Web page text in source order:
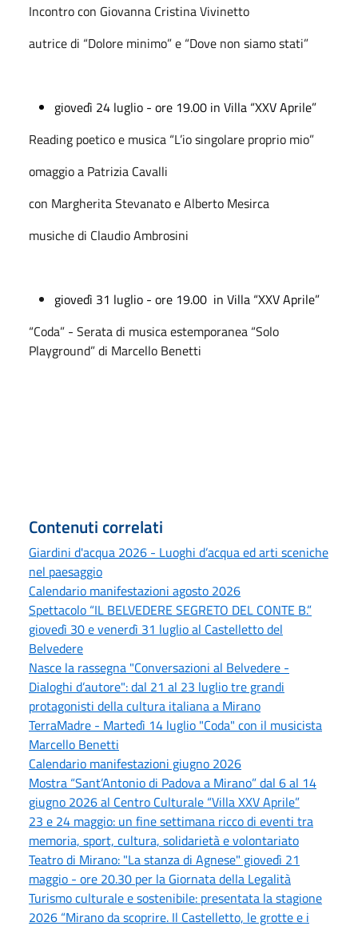
Incontro con Giovanna Cristina Vivinetto
autrice di “Dolore minimo” e “Dove non siamo stati”
giovedì 24 luglio - ore 19.00 in Villa “XXV Aprile”
Reading poetico e musica “L’io singolare proprio mio”
omaggio a Patrizia Cavalli
con Margherita Stevanato e Alberto Mesirca
musiche di Claudio Ambrosini
giovedì 31 luglio - ore 19.00 in Villa “XXV Aprile”
“Coda” - Serata di musica estemporanea “Solo
Playground” di Marcello Benetti
Contenuti correlati
Giardini d'acqua 2026 - Luoghi d’acqua ed arti sceniche
nel paesaggio
Calendario manifestazioni agosto 2026
Spettacolo “IL BELVEDERE SEGRETO DEL CONTE B.”
giovedì 30 e venerdì 31 luglio al Castelletto del
Belvedere
Nasce la rassegna "Conversazioni al Belvedere -
Dialoghi d’autore": dal 21 al 23 luglio tre grandi
protagonisti della cultura italiana a Mirano
TerraMadre - Martedì 14 luglio "Coda" con il musicista
Marcello Benetti
Calendario manifestazioni giugno 2026
Mostra “Sant’Antonio di Padova a Mirano” dal 6 al 14
giugno 2026 al Centro Culturale “Villa XXV Aprile”
23 e 24 maggio: un fine settimana ricco di eventi tra
memoria, sport, cultura, solidarietà e volontariato
Teatro di Mirano: "La stanza di Agnese" giovedì 21
maggio - ore 20.30 per la Giornata della Legalità
Turismo culturale e sostenibile: presentata la stagione
2026 “Mirano da scoprire. Il Castelletto, le grotte e i